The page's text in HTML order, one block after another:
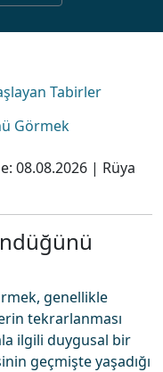
Tabirler
Görmek
08.08.2026 | Rüya
genellikle
tekrarlanması
ilgili duygusal bir
geçmişte yaşadığı